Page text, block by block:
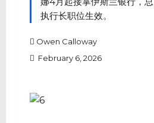
执行长职位生效。
Owen Calloway
February 6, 2026